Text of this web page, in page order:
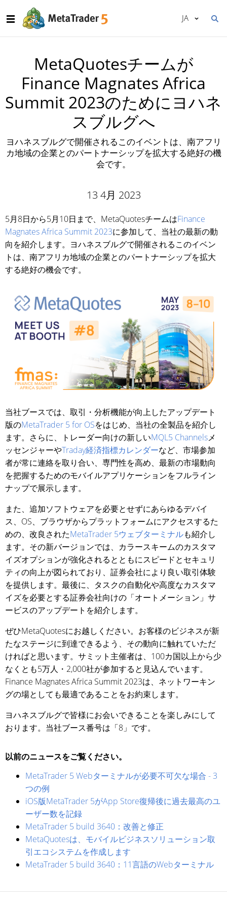
JA
MetaQuotesチームが
Finance Magnates Africa
Summit 2023のためにヨハネ
スブルグへ
ヨハネスブルグで開催されるこのイベントは、南アフリ
カ地域の企業とのパートナーシップを拡大する絶好の機
会です。
13 4月 2023
5月8日から5月10日まで、MetaQuotesチームはFinance
Magnates Africa Summit 2023に参加して、当社の最新の動
向を紹介します。ヨハネスブルグで開催されるこのイベン
トは、南アフリカ地域の企業とのパートナーシップを拡大
する絶好の機会です。
当社ブースでは、取引・分析機能が向上したアップデート
版のMetaTrader 5 for OSをはじめ、当社の全製品を紹介し
ます。さらに、トレーダー向けの新しいMQL5 Channelsメ
ッセンジャーやTraday経済指標カレンダーなど、市場参加
者が常に連絡を取り合い、専門性を高め、最新の市場動向
を把握するためのモバイルアプリケーションをフルライン
ナップで展示します。
また、追加ソフトウェアを必要とせずにあらゆるデバイ
ス、OS、ブラウザからプラットフォームにアクセスするた
めの、改良されたMetaTrader 5ウェブターミナルも紹介し
ます。その新バージョンでは、カラースキームのカスタマ
イズオプションが強化されるとともにスピードとセキュリ
ティの向上が図られており、証券会社により良い取引体験
を提供します。最後に、タスクの自動化や高度なカスタマ
イズを必要とする証券会社向けの「オートメーション」サ
ービスのアップデートを紹介します。
ぜひMetaQuotesにお越しください。お客様のビジネスが新
たなステージに到達できるよう、その動向に触れていただ
ければと思います。サミット主催者は、100カ国以上から少
なくとも5万人・2,000社が参加すると見込んでいます。
Finance Magnates Africa Summit 2023は、ネットワーキン
グの場としても最適であることをお約束します。
ヨハネスブルグで皆様にお会いできることを楽しみにして
おります。当社ブース番号は「8」です。
以前のニュースをご覧ください。
MetaTrader 5 Webターミナルが必要不可欠な場合 - 3
つの例
iOS版MetaTrader 5がApp Store復帰後に過去最高のユ
ーザー数を記録
MetaTrader 5 build 3640：改善と修正
MetaQuotesは、モバイルビジネスソリューション取
引エコシステムを作成します
MetaTrader 5 build 3640：11言語のWebターミナル